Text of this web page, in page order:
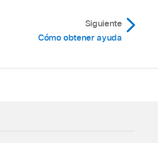
Siguiente
Cómo obtener ayuda